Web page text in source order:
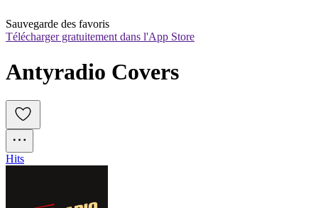
Sauvegarde des favoris
Télécharger gratuitement dans l'App Store
Antyradio Covers
Hits